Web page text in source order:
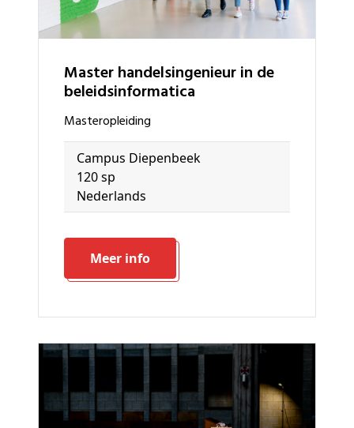
master handelsingenieur in de
beleidsinformatica
masteropleiding
Campus Diepenbeek
120 sp
Nederlands
Meer info